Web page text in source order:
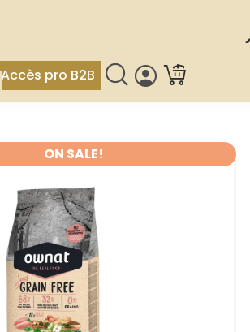
Accès pro B2B
ON SALE!